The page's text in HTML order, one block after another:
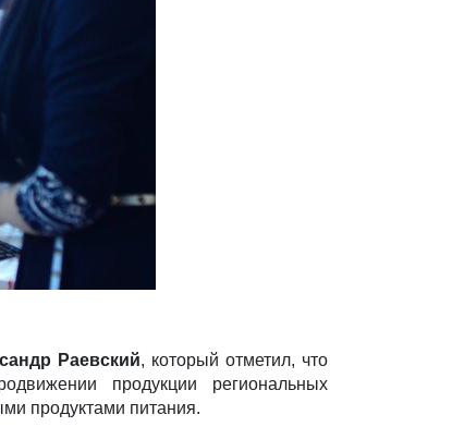
Раевский, который отметил, что
продукции региональных
продуктами питания.